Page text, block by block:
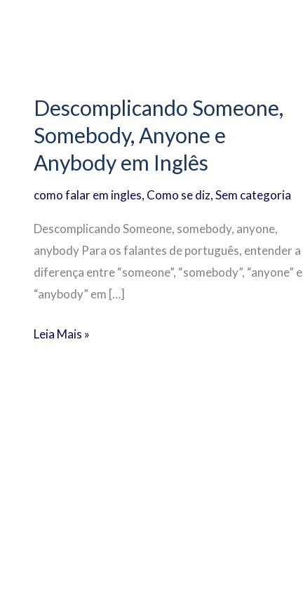
Descomplicando Someone,
Somebody, Anyone e
Anybody em Inglês
como falar em ingles, Como se diz,Sem categoria
Descomplicando Someone, somebody, anyone,
anybody Para os falantes de português, entender a
diferença entre “someone”, “somebody”, “anyone” e
“anybody” em […]
Somebody,
Anyone
Anybody
em
Leia Mais »